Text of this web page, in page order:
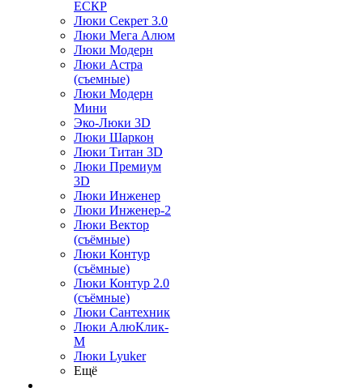
ЕСКР
Люки Секрет 3.0
Люки Мега Алюм
Люки Модерн
Люки Астра
(съемные)
Люки Модерн
Мини
Эко-Люки 3D
Люки Шаркон
Люки Титан 3D
Люки Премиум
3D
Люки Инженер
Люки Инженер-2
Люки Вектор
(съёмные)
Люки Контур
(съёмные)
Люки Контур 2.0
(съёмные)
Люки Сантехник
Люки АлюКлик-
М
Люки Lyuker
Ещё